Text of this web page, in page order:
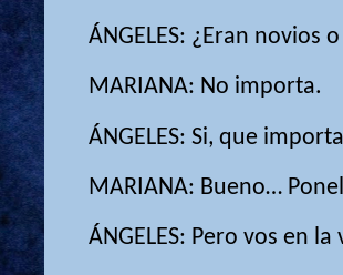
ÁNGELES: ¿Eran novios
MARIANA: No importa.
ÁNGELES: Si, que
MARIANA: Bueno…
ÁNGELES: Pero vos en